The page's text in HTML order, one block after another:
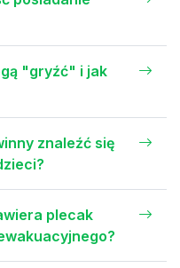
"gryźć" i jak
znaleźć się
plecak